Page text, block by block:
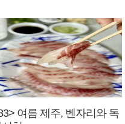
여름 제주, 벤자리와 독